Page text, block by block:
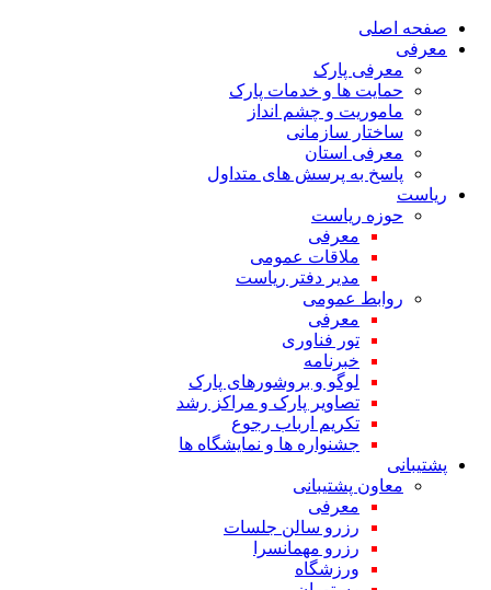
صفحه اصلی
معرفی
معرفی پارک
حمایت ها و خدمات پارک
ماموریت و چشم انداز
ساختار سازمانی
معرفی استان
پاسخ به پرسش های متداول
ریاست
حوزه ریاست
معرفی
ملاقات عمومی
مدیر دفتر ریاست
روابط عمومی
معرفی
تور فناوری
خبرنامه
لوگو و بروشورهای پارک
تصاویر پارک و مراکز رشد
تکریم ارباب رجوع
جشنواره ها و نمایشگاه ها
پشتیبانی
معاون پشتیبانی
معرفی
رزرو سالن جلسات
رزرو مهمانسرا
ورزشگاه